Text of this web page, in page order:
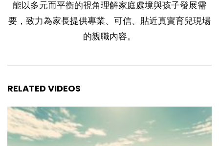
能以多元而平衡的視角理解家庭處境與孩子發展需
要，致力為家長提供專業、可信、貼近真實育兒現場
的親職內容。
RELATED VIDEOS